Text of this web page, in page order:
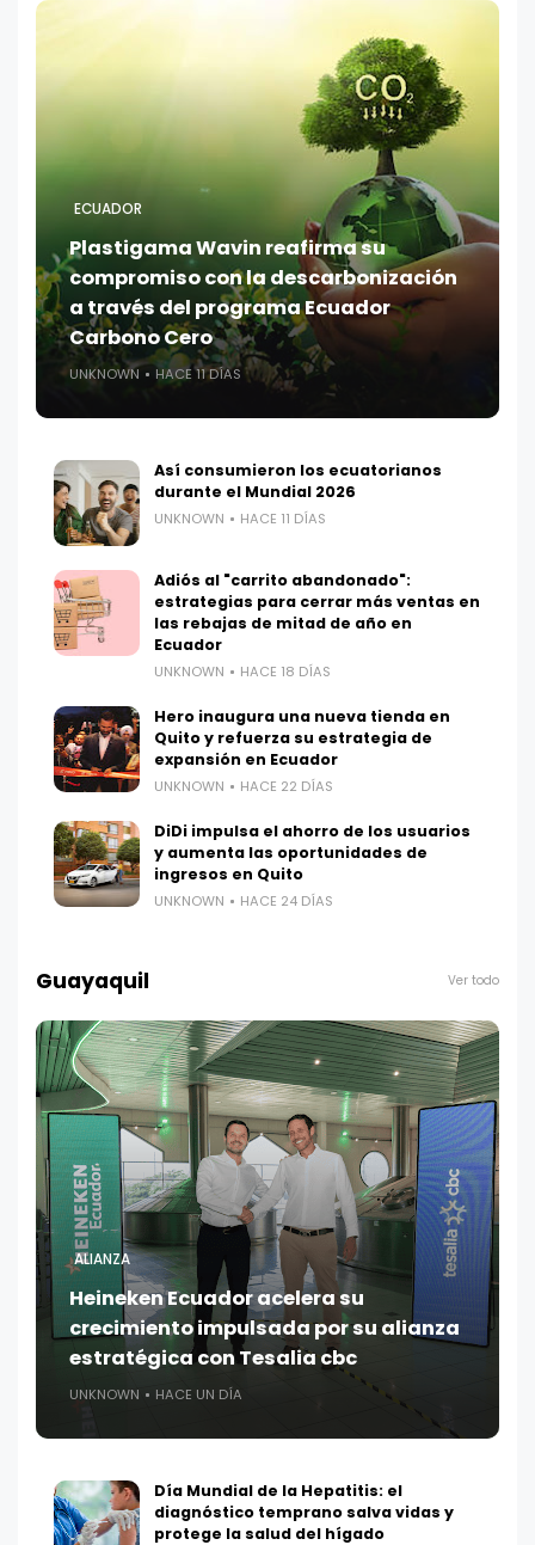
ECUADOR
Plastigama Wavin reafirma su
compromiso con la descarbonización
a través del programa Ecuador
Carbono Cero
UNKNOWN HACE 11 DÍAS
Así consumieron los ecuatorianos
durante el Mundial 2026
UNKNOWN HACE 11 DÍAS
Adiós al "carrito abandonado":
estrategias para cerrar más ventas en
las rebajas de mitad de año en
Ecuador
UNKNOWN HACE 18 DÍAS
Hero inaugura una nueva tienda en
Quito y refuerza su estrategia de
expansión en Ecuador
UNKNOWN HACE 22 DÍAS
DiDi impulsa el ahorro de los usuarios
y aumenta las oportunidades de
ingresos en Quito
UNKNOWN HACE 24 DÍAS
Guayaquil Ver todo
ALIANZA
Heineken Ecuador acelera su
crecimiento impulsada por su alianza
estratégica con Tesalia cbc
UNKNOWN HACE UN DÍA
Día Mundial de la Hepatitis: el
diagnóstico temprano salva vidas y
protege la salud del hígado